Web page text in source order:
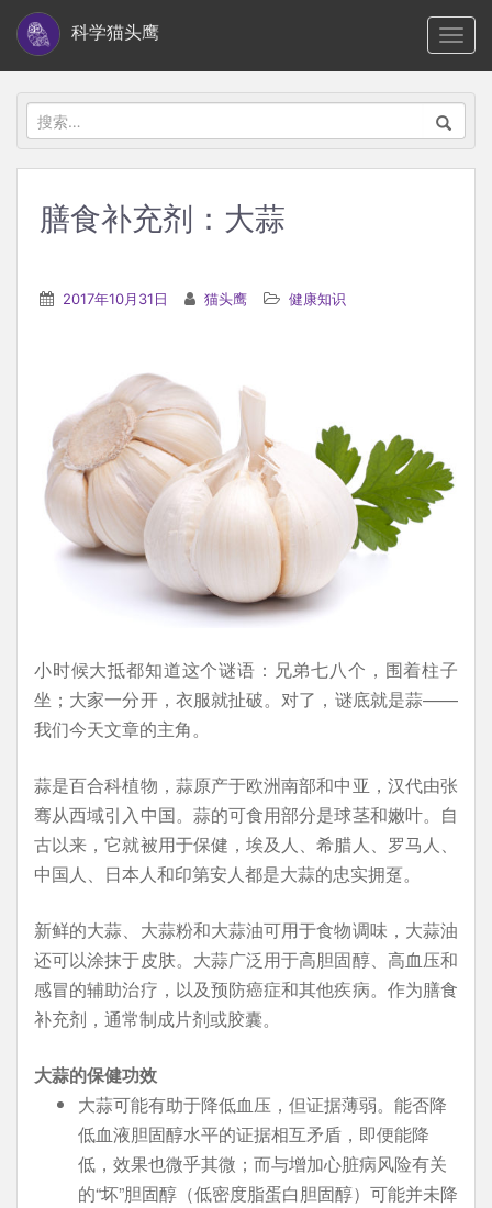
i
科学猫头鹰
搜
索：
膳食补充剂：大蒜
2017年10月31日 猫头鹰 健康知识
小时候大抵都知道这个谜语：兄弟七八个，围着柱子
坐；大家一分开，衣服就扯破。对了，谜底就是蒜——
我们今天文章的主角。
蒜是百合科植物，蒜原产于欧洲南部和中亚，汉代由张
骞从西域引入中国。蒜的可食用部分是球茎和嫩叶。自
古以来，它就被用于保健，埃及人、希腊人、罗马人、
中国人、日本人和印第安人都是大蒜的忠实拥趸。
新鲜的大蒜、大蒜粉和大蒜油可用于食物调味，大蒜油
还可以涂抹于皮肤。大蒜广泛用于高胆固醇、高血压和
感冒的辅助治疗，以及预防癌症和其他疾病。作为膳食
补充剂，通常制成片剂或胶囊。
大蒜的保健功效
大蒜可能有助于降低血压，但证据薄弱。能否降
低血液胆固醇水平的证据相互矛盾，即便能降
低，效果也微乎其微；而与增加心脏病风险有关
的“坏”胆固醇（低密度脂蛋白胆固醇）可能并未降